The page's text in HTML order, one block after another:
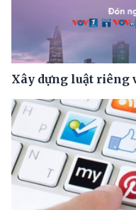
Xây dựng luật riêng